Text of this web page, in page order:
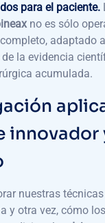
para el paciente.
no es sólo
adaptado
la evidencia
acumulada.
innovador
nuestras
y otra vez, cómo los